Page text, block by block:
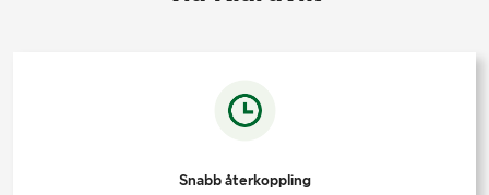
Snabb återkoppling